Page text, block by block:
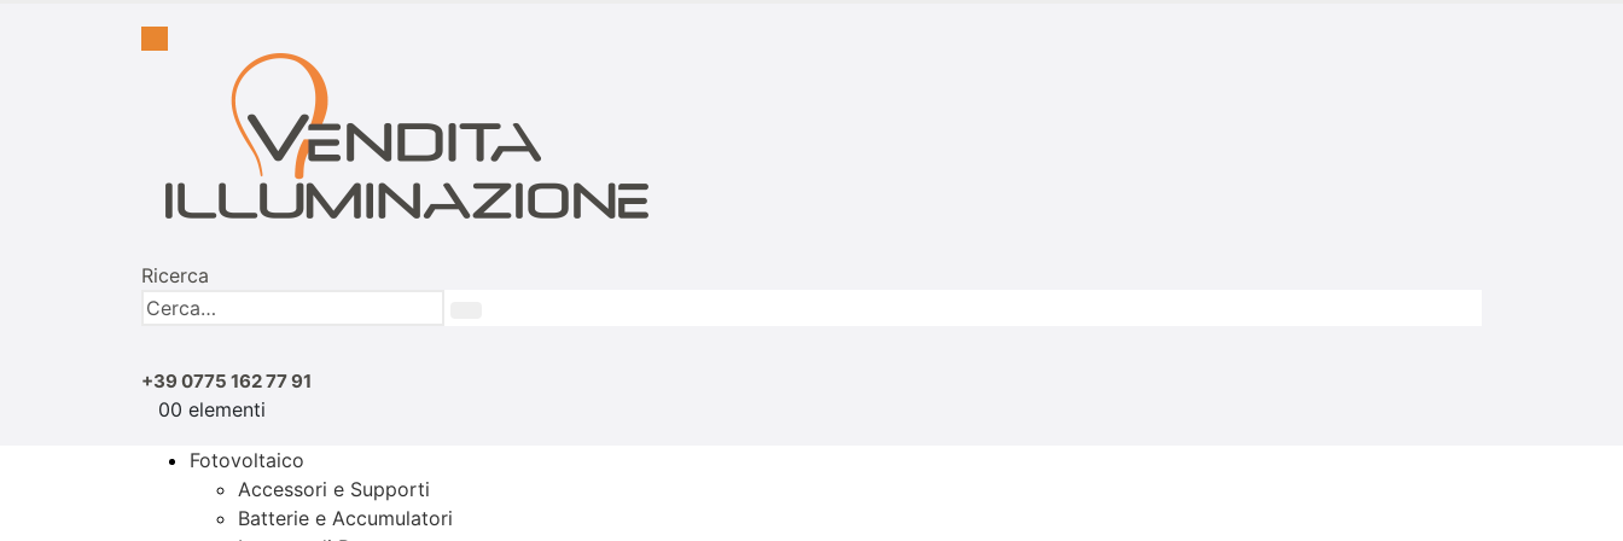
Ricerca
+39 0775 162 77 91
00 elementi
Fotovoltaico
Accessori e Supporti
Batterie e Accumulatori